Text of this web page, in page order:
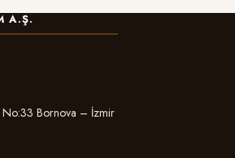
A.Ş.
Bornova – İzmir